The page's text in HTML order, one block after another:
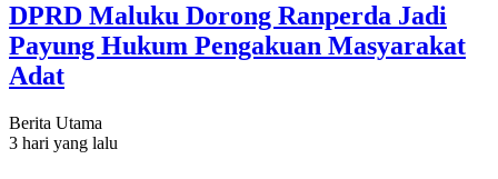
DPRD Maluku Dorong Ranperda Jadi
Payung Hukum Pengakuan Masyarakat
Adat
Berita Utama
3 hari yang lalu